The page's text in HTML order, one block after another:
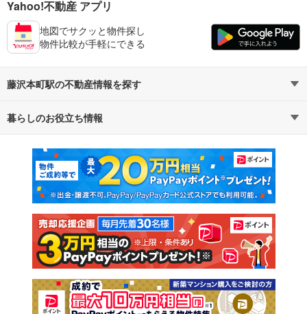
Yahoo!不動産 アプリ
地図でサクッと物件探し
物件比較が手軽にできる
藤沢本町駅の不動産情報を探す
不動産・住宅
新築マンション 中古マンション
新築一戸建て 中古一戸建て
注文住宅 土地
売却査定
暮らしのお役立ち情報
マンションカタログ 教えて！住まいの先生